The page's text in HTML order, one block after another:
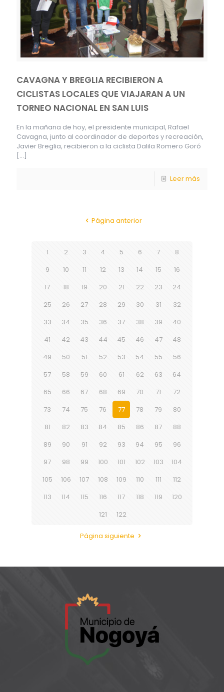
CAVAGNA Y BREGLIA RECIBIERON A
CICLISTAS LOCALES QUE VIAJARAN A UN
TORNEO NACIONAL EN SAN LUIS
En la mañana de hoy, el presidente municipal, Rafael
Cavagna, junto al coordinador de deportes y recreación,
Javier Breglia, recibieron a la ciclista Dalila Romero Goró
[…]
Leer más
Página anterior
1 2 3 4 5 6 7
8
9
10 11 12 13 14 15
16
17
18 19 20 21 22 23
24
25
26 27 28 29 30 31
32
33
34 35 36 37 38 39
40
41
42 43 44 45 46 47
48
49
50 51 52 53 54 55
56
57
58 59 60 61 62 63
64
65
66 67 68 69 70 71
72
73
74 75 76 77 78 79
80
81
82 83 84 85 86 87
88
89
90 91 92 93 94 95
96
97
98 99 100 101 102 103
104
105
106 107 108 109 110 111
112
113
114 115 116 117 118 119
120
121
122
Página siguiente